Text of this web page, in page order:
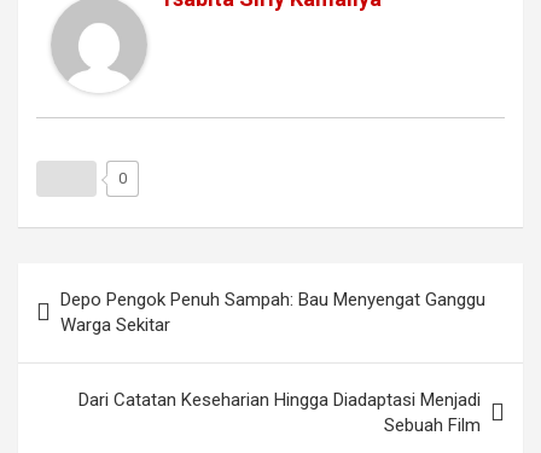
0
pos
Depo Pengok Penuh Sampah: Bau Menyengat Ganggu
Warga Sekitar
Dari Catatan Keseharian Hingga Diadaptasi Menjadi
Sebuah Film